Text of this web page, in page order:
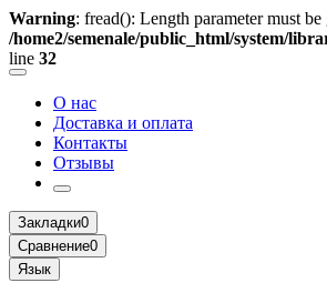
Warning: fread(): Length parameter must be
/home2/semenale/public_html/system/
line 32
О нас
Доставка и оплата
Контакты
Отзывы
Закладки0
Сравнение0
Язык